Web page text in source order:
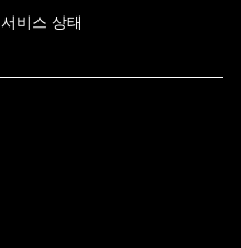
서비스 상태